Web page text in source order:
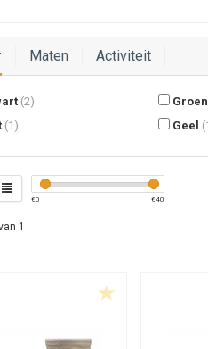
maar ook een leuke tekst te
Maten Activiteit
(2)
(1)
Groen
Geel
€0 €40
1